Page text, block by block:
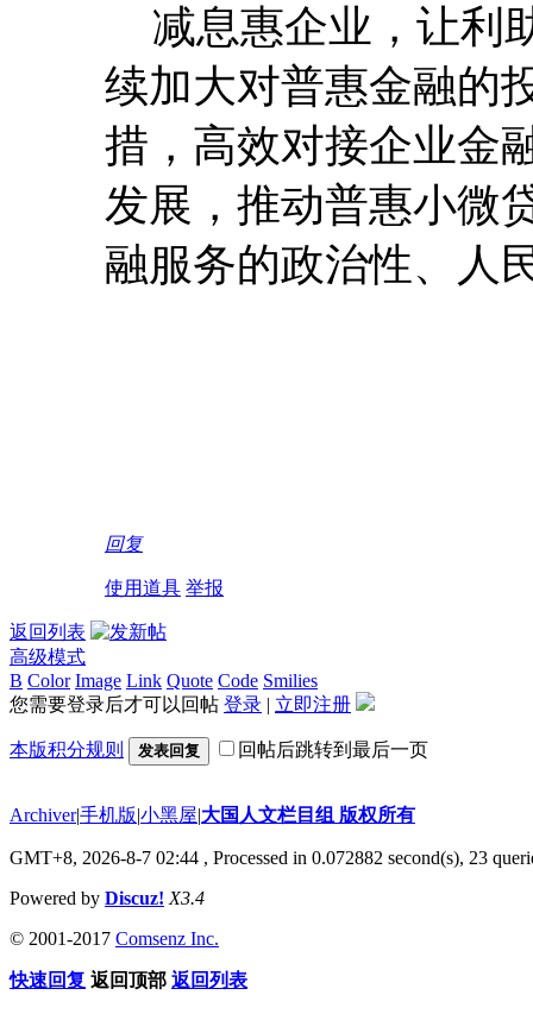
减息惠企业，让利
续加大对普惠金融的
措，高效对接企业金
发展，推动普惠小微
融服务的政治性、人
回复
使用道具 举报
返回列表
高级模式
B Color Image Link Quote Code Smilies
您需要登录后才可以回帖 登录 | 立即注册
本版积分规则 发表回复 回帖后跳转到最后一页
Archiver|手机版|小黑屋|大国人文栏目组 版权所有
GMT+8, 2026-8-7 02:44 , Processed in 0.072882 second(s), 23
Powered by Discuz! X3.4
© 2001-2017 Comsenz Inc.
快速回复 返回顶部 返回列表